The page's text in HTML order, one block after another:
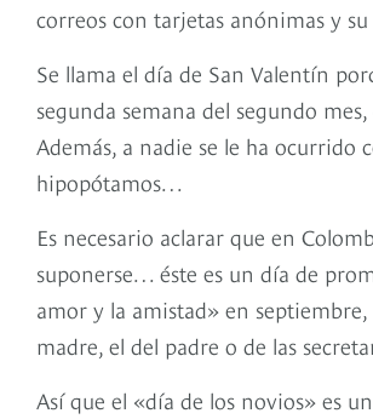
correos con tarjetas anónimas y
Se llama el día de San Valentín
segunda semana del segundo
Además, a nadie se le ha ocurrido
hipopótamos…
Es necesario aclarar que en
suponerse… éste es un día de
amor y la amistad» en
madre, el del padre o de las
Así que el «día de los novios» es